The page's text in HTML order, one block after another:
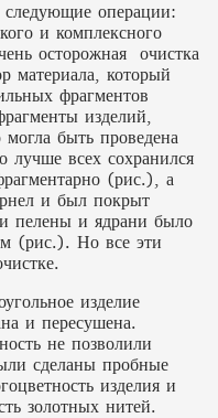
операции:
и комплексного
осторожная очистка
материала, который
фрагментов
изделий,
быть проведена
лучше всех сохранился
(рис.), а
и был покрыт
пелены и ядрани было
(рис.). Но все эти
изделие
и пересушена.
не позволили
сделаны пробные
изделия и
золотных нитей.